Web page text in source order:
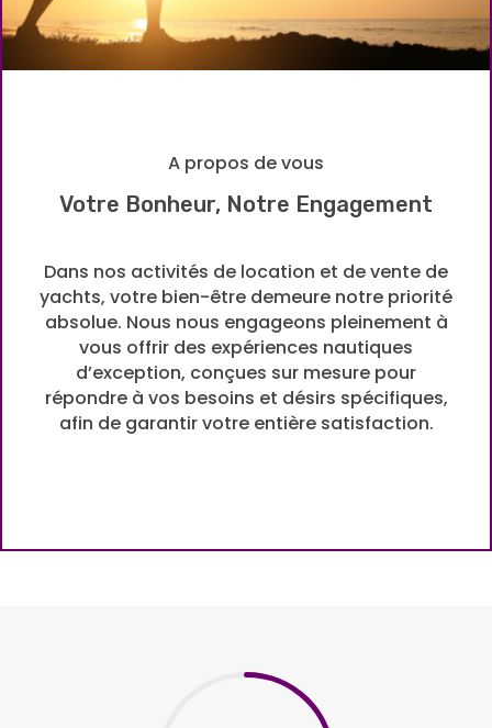
A propos de vous
Votre Bonheur, Notre Engagement
Dans nos activités de location et de vente de
yachts, votre bien-être demeure notre priorité
absolue. Nous nous engageons pleinement à
vous offrir des expériences nautiques
d’exception, conçues sur mesure pour
répondre à vos besoins et désirs spécifiques,
afin de garantir votre entière satisfaction.